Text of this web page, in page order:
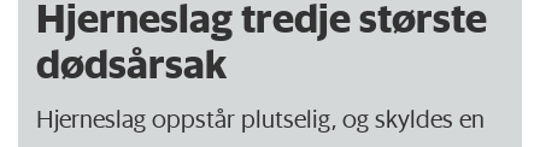
Hjerneslag tredje største
dødsårsak
Hjerneslag oppstår plutselig, og skyldes en